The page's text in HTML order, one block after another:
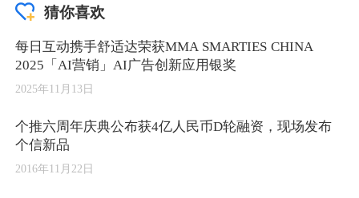
猜你喜欢
每日互动携手舒适达荣获MMA SMARTIES CHINA
2025「AI营销」AI广告创新应用银奖
2025年11月13日
个推六周年庆典公布获4亿人民币D轮融资，现场发布
个信新品
2016年11月22日